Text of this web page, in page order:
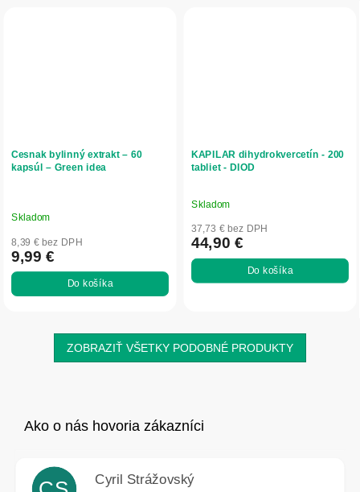
Cesnak bylinný extrakt – 60
kapsúl – Green idea
Skladom
8,39 € bez DPH
9,99 €
Do košíka
KAPILAR dihydrokvercetín - 200
tabliet - DIOD
Priemerné
hodnotenie
produktu
je
Skladom
37,73 € bez DPH
44,90 €
Do košíka
ZOBRAZIŤ VŠETKY PODOBNÉ PRODUKTY
Cyril Strážovský